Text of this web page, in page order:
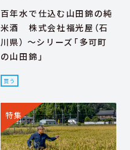
百年水で仕込む山田錦の純
米酒 株式会社福光屋（石
川県） ～シリーズ「多可町
の山田錦」
買う
特集